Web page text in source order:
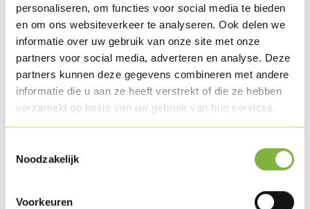
personaliseren, om functies voor social media te bieden
en om ons websiteverkeer te analyseren. Ook delen we
informatie over uw gebruik van onze site met onze
partners voor social media, adverteren en analyse. Deze
partners kunnen deze gegevens combineren met andere
informatie die u aan ze heeft verstrekt of die ze hebben
verzameld op basis van uw gebruik van hun services.
Noodzakelijk
Voorkeuren
Bacon de dinde